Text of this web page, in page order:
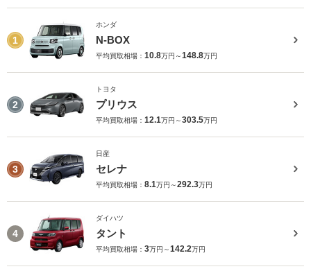
1
ホンダ
N-BOX
平均買取相場： 10.8万円～148.8万円
2
トヨタ
プリウス
平均買取相場： 12.1万円～303.5万円
3
日産
セレナ
平均買取相場： 8.1万円～292.3万円
4
ダイハツ
タント
平均買取相場： 3万円～142.2万円